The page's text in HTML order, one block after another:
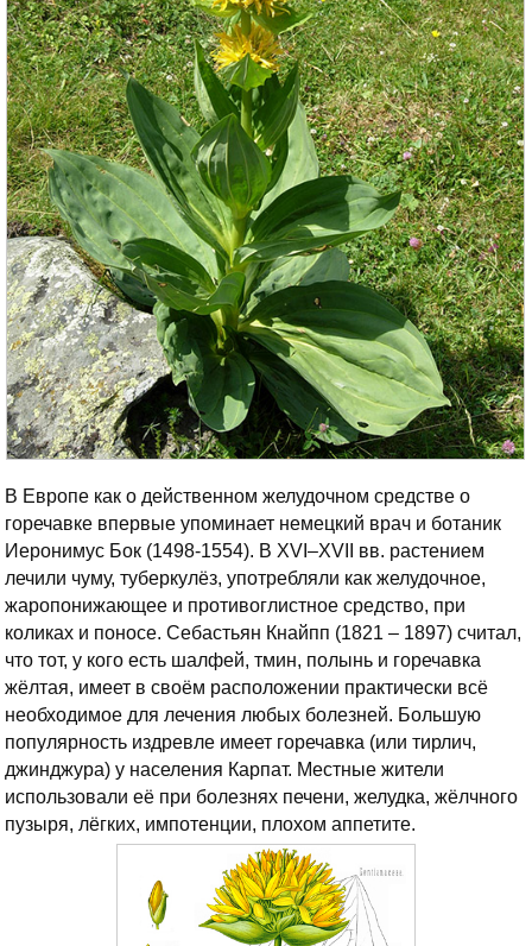
В Европе как о действенном желудочном средстве о
горечавке впервые упоминает немецкий врач и ботаник
Иеронимус Бок (1498-1554). В XVI–XVII вв. растением
лечили чуму, туберкулёз, употребляли как желудочное,
жаропонижающее и противоглистное средство, при
коликах и поносе. Себастьян Кнайпп (1821 – 1897) считал,
что тот, у кого есть шалфей, тмин, полынь и горечавка
жёлтая, имеет в своём расположении практически всё
необходимое для лечения любых болезней. Большую
популярность издревле имеет горечавка (или тирлич,
джинджура) у населения Карпат. Местные жители
использовали её при болезнях печени, желудка, жёлчного
пузыря, лёгких, импотенции, плохом аппетите.